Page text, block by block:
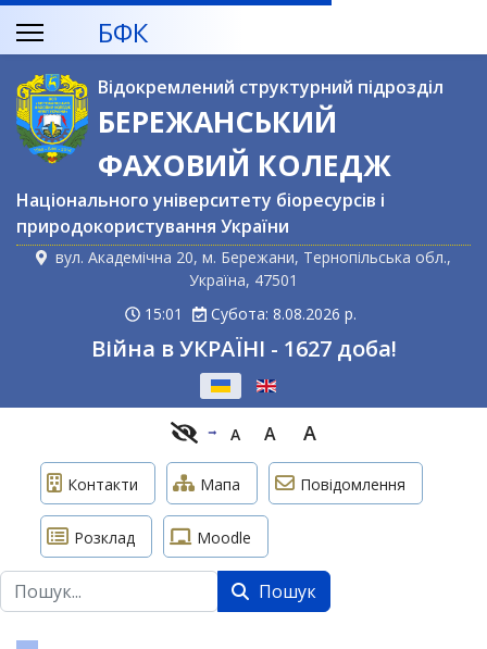
БФК
Відокремлений структурний підрозділ
БЕРЕЖАНСЬКИЙ
ФАХОВИЙ КОЛЕДЖ
Національного університету біоресурсів і
природокористування України
вул. Академічна 20, м. Бережани, Тернопільська обл.,
Україна, 47501
15:01
Субота: 8.08.2026 р.
Війна в УКРАЇНІ - 1627 доба!
A A A
Контакти Мапа Повідомлення
Розклад Moodle
Пошук Пошук